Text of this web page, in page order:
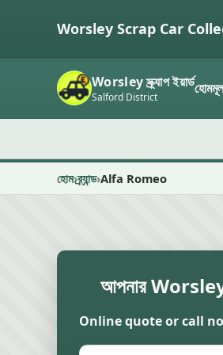
Worsley Scrap Car
Worsley স্ক্র্যাপ ইয়ার্ড
Salford District হোম
হোম ব্র্যান্ড Alfa Romeo
আপনার Worsley
Online quote or call